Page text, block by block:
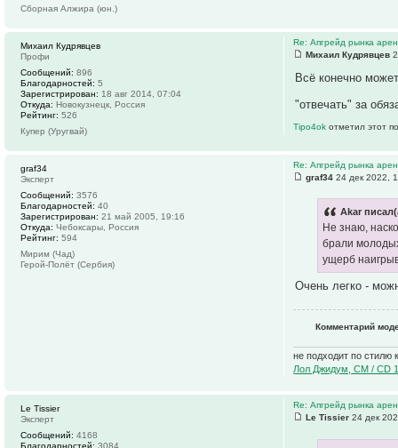
Сборная Алжира (юн.)
Re: Апгрейд рынка
Михаил Кудрявцев
Всё конечно
"отвечать" за
Tipo4okотметил этот
Михаил Кудрявцев
Профи
Сообщений: 896
Благодарностей: 5
Зарегистрирован: 18 авг 2014, 07:04
Откуда: Новокузнецк, Россия
Рейтинг: 526
Купер (Уругвай)
Re: Апгрейд рынка
graf34 24 дек 2022,
Akar
Не знаю,
брали
ущерб
Очень легко -
Комментарий
не подходит по стилю
Лол Джидум, CM / CD
graf34
Эксперт
Сообщений: 3576
Благодарностей: 40
Зарегистрирован: 21 май 2005, 19:16
Откуда: Чебоксары, Россия
Рейтинг: 594
Мирим (Чад)
Герой-Полёт (Сербия)
Re: Апгрейд рынка
Le Tissier 24 дек
Le Tissier
Эксперт
Сообщений: 4168